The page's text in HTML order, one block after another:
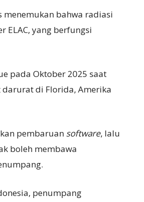
menemukan bahwa radiasi
ELAC, yang berfungsi
pada Oktober 2025 saat
di Florida, Amerika
pembaruan software, lalu
boleh membawa
penumpang